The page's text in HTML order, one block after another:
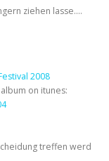
ziehen lasse….
2008
on itunes:
treffen werd